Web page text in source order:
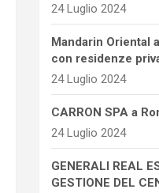
24 Luglio 2024
Mandarin Oriental
con residenze
24 Luglio 2024
CARRON SPA a
24 Luglio 2024
GENERALI REAL
GESTIONE DEL